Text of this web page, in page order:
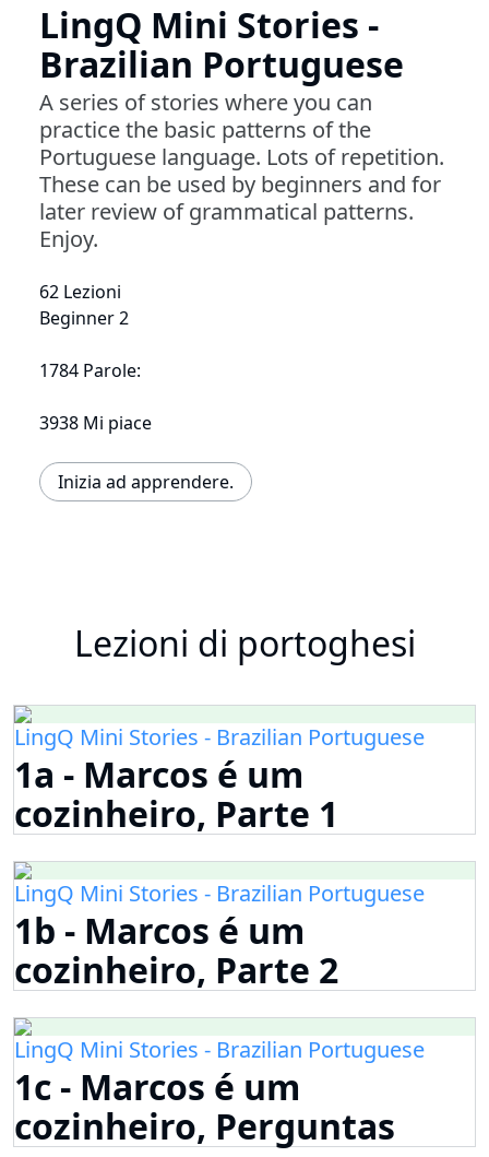
LingQ Mini Stories -
Brazilian Portuguese
A series of stories where you can
practice the basic patterns of the
Portuguese language. Lots of repetition.
These can be used by beginners and for
later review of grammatical patterns.
Enjoy.
62 Lezioni
Beginner 2
1784 Parole:
3938 Mi piace
Inizia ad apprendere.
Lezioni di portoghesi
LingQ Mini Stories - Brazilian Portuguese
1a - Marcos é um
cozinheiro, Parte 1
LingQ Mini Stories - Brazilian Portuguese
1b - Marcos é um
cozinheiro, Parte 2
LingQ Mini Stories - Brazilian Portuguese
1c - Marcos é um
cozinheiro, Perguntas